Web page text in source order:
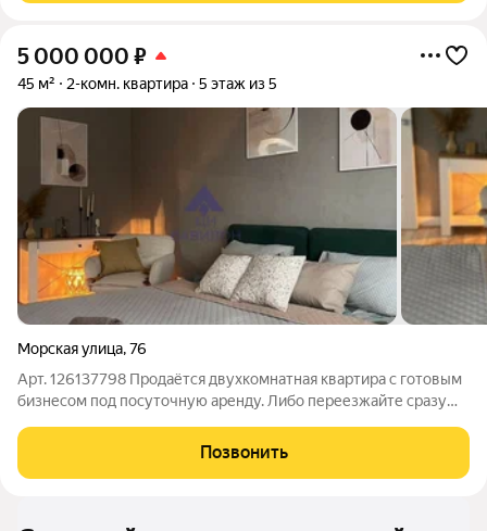
5 000 000 ₽
45 м² 2-комн. квартира 5 этаж из 5
Морская улица,76
Арт. 126137798 Продаётся двухкомнатная квартира с готовым
бизнесом под посуточную аренду. Либо переезжайте сразу
сразу начать сдавать квартиру посуточно и получать доход.
Дизайнерский
Позвонить